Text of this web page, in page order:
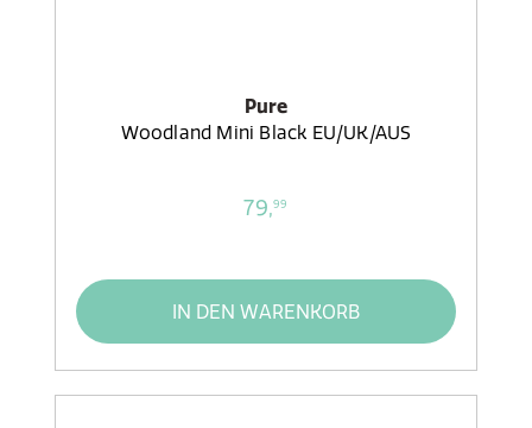
Pure
Woodland Mini Black EU/UK/AUS
79,99
IN DEN WARENKORB